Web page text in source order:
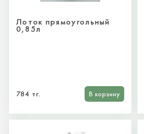
Лоток прямоугольный
0,85л
784 тг. В корзину